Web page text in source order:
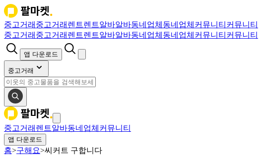
중고거래 중고거래 렌트렌트알바알바동네업체 동네업체 커뮤니티 커뮤니티
중고거래 중고거래 렌트렌트알바알바동네업체 동네업체 커뮤니티 커뮤니티
앱 다운로드
중고거래
중고거래 렌트알바동네업체 커뮤니티
앱 다운로드
홈>구해요>씨커트 구합니다